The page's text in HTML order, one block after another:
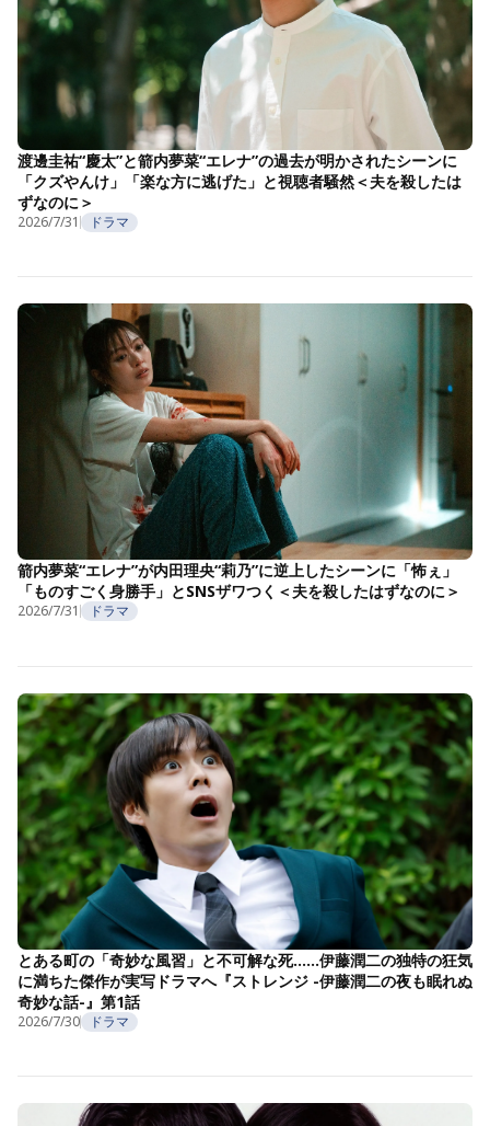
渡邊圭祐“慶太”と箭内夢菜“エレナ”の過去が明かされたシーンに
「クズやんけ」「楽な方に逃げた」と視聴者騒然＜夫を殺したは
ずなのに＞
2026/7/31 ドラマ
箭内夢菜“エレナ”が内田理央“莉乃”に逆上したシーンに「怖ぇ」
「ものすごく身勝手」とSNSザワつく＜夫を殺したはずなのに＞
2026/7/31 ドラマ
とある町の「奇妙な風習」と不可解な死……伊藤潤二の独特の狂気
に満ちた傑作が実写ドラマへ『ストレンジ -伊藤潤二の夜も眠れぬ
奇妙な話-』第1話
2026/7/30 ドラマ